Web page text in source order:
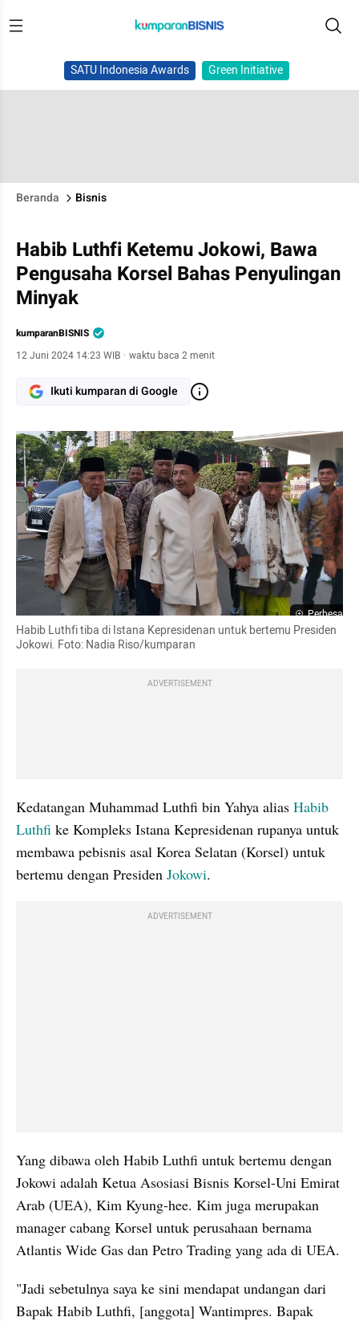
SATU Indonesia Awards Green Initiative
Beranda Bisnis
Habib Luthfi Ketemu Jokowi, Bawa
Pengusaha Korsel Bahas Penyulingan
Minyak
kumparanBISNIS
12 Juni 2024 14:23 WIB · waktu baca 2 menit
Ikuti kumparan di Google
Perbesar
Habib Luthfi tiba di Istana Kepresidenan untuk bertemu Presiden
Jokowi. Foto: Nadia Riso/kumparan
ADVERTISEMENT
Kedatangan Muhammad Luthfi bin Yahya alias Habib
Luthfi ke Kompleks Istana Kepresidenan rupanya untuk
membawa pebisnis asal Korea Selatan (Korsel) untuk
bertemu dengan Presiden Jokowi.
ADVERTISEMENT
Yang dibawa oleh Habib Luthfi untuk bertemu dengan
Jokowi adalah Ketua Asosiasi Bisnis Korsel-Uni Emirat
Arab (UEA), Kim Kyung-hee. Kim juga merupakan
manager cabang Korsel untuk perusahaan bernama
Atlantis Wide Gas dan Petro Trading yang ada di UEA.
"Jadi sebetulnya saya ke sini mendapat undangan dari
Bapak Habib Luthfi, [anggota] Wantimpres. Bapak